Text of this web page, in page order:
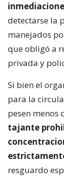
detectarse la
manejados
que obligó a
privada y
Si bien el
para la
pesen menos
tajante
resguardo